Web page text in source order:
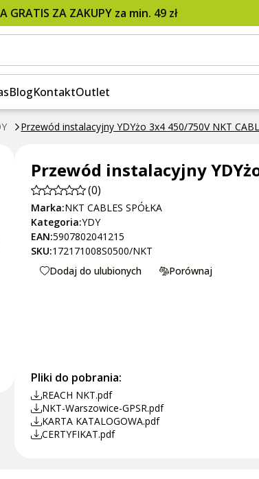
GRATIS ZA ZAKUPY za min. 49 zł
BlogKontaktOutlet
Przewód instalacyjny YDYżo 3x4 450/750V NKT
Przewód instalacyjny
(0)
Marka:NKT CABLES SPÓŁKA
Kategoria:YDY
EAN:5907802041215
SKU:172171008S0500/NKT
Dodaj do ulubionych
Porównaj
Pliki do pobrania:
REACH NKT.pdf
NKT-Warszowice-GPSR.pdf
KARTA KATALOGOWA.pdf
CERTYFIKAT.pdf